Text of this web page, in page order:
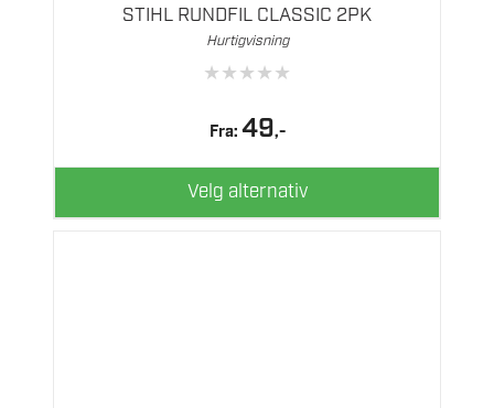
STIHL RUNDFIL CLASSIC 2PK
Hurtigvisning
★★★★★
Fra: 49,-
Velg alternativ
produktsiden